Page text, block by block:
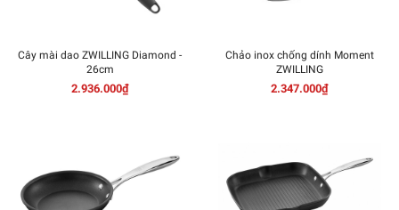
Cây mài dao ZWILLING Diamond -
26cm
2.936.000₫
Chảo inox chống dính Moment
ZWILLING
2.347.000₫